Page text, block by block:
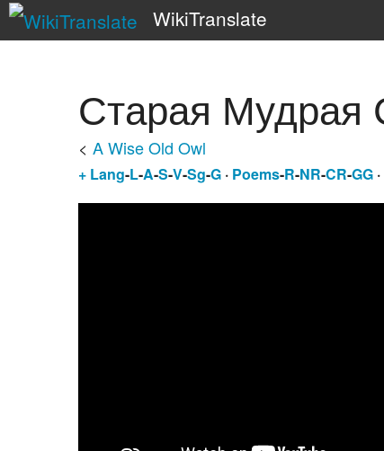
WikiTranslate
Старая Мудрая
< A Wise Old Owl
+ Lang-L-A-S-V-Sg-G · Poems-R-NR-CR-GG ·